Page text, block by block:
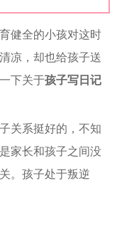
健全的小孩对这时
凉，却也给孩子送
下关于孩子写日记
关系挺好的，不知
家长和孩子之间没
。孩子处于叛逆